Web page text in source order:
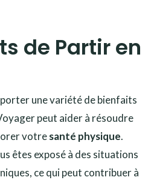
de Partir en
une variété de bienfaits
peut aider à résoudre
votresanté physique.
êtes exposé à des situations
ce qui peut contribuer à